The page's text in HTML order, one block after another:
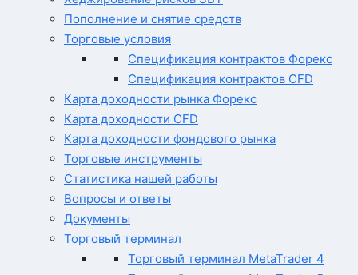
Пополнение и снятие средств
Торговые условия
Спецификация контрактов Форекс
Спецификация контрактов CFD
Карта доходности рынка Форекс
Карта доходности CFD
Карта доходности фондового рынка
Торговые инструменты
Статистика нашей работы
Вопросы и ответы
Документы
Торговый терминал
Торговый терминал MetaTrader 4